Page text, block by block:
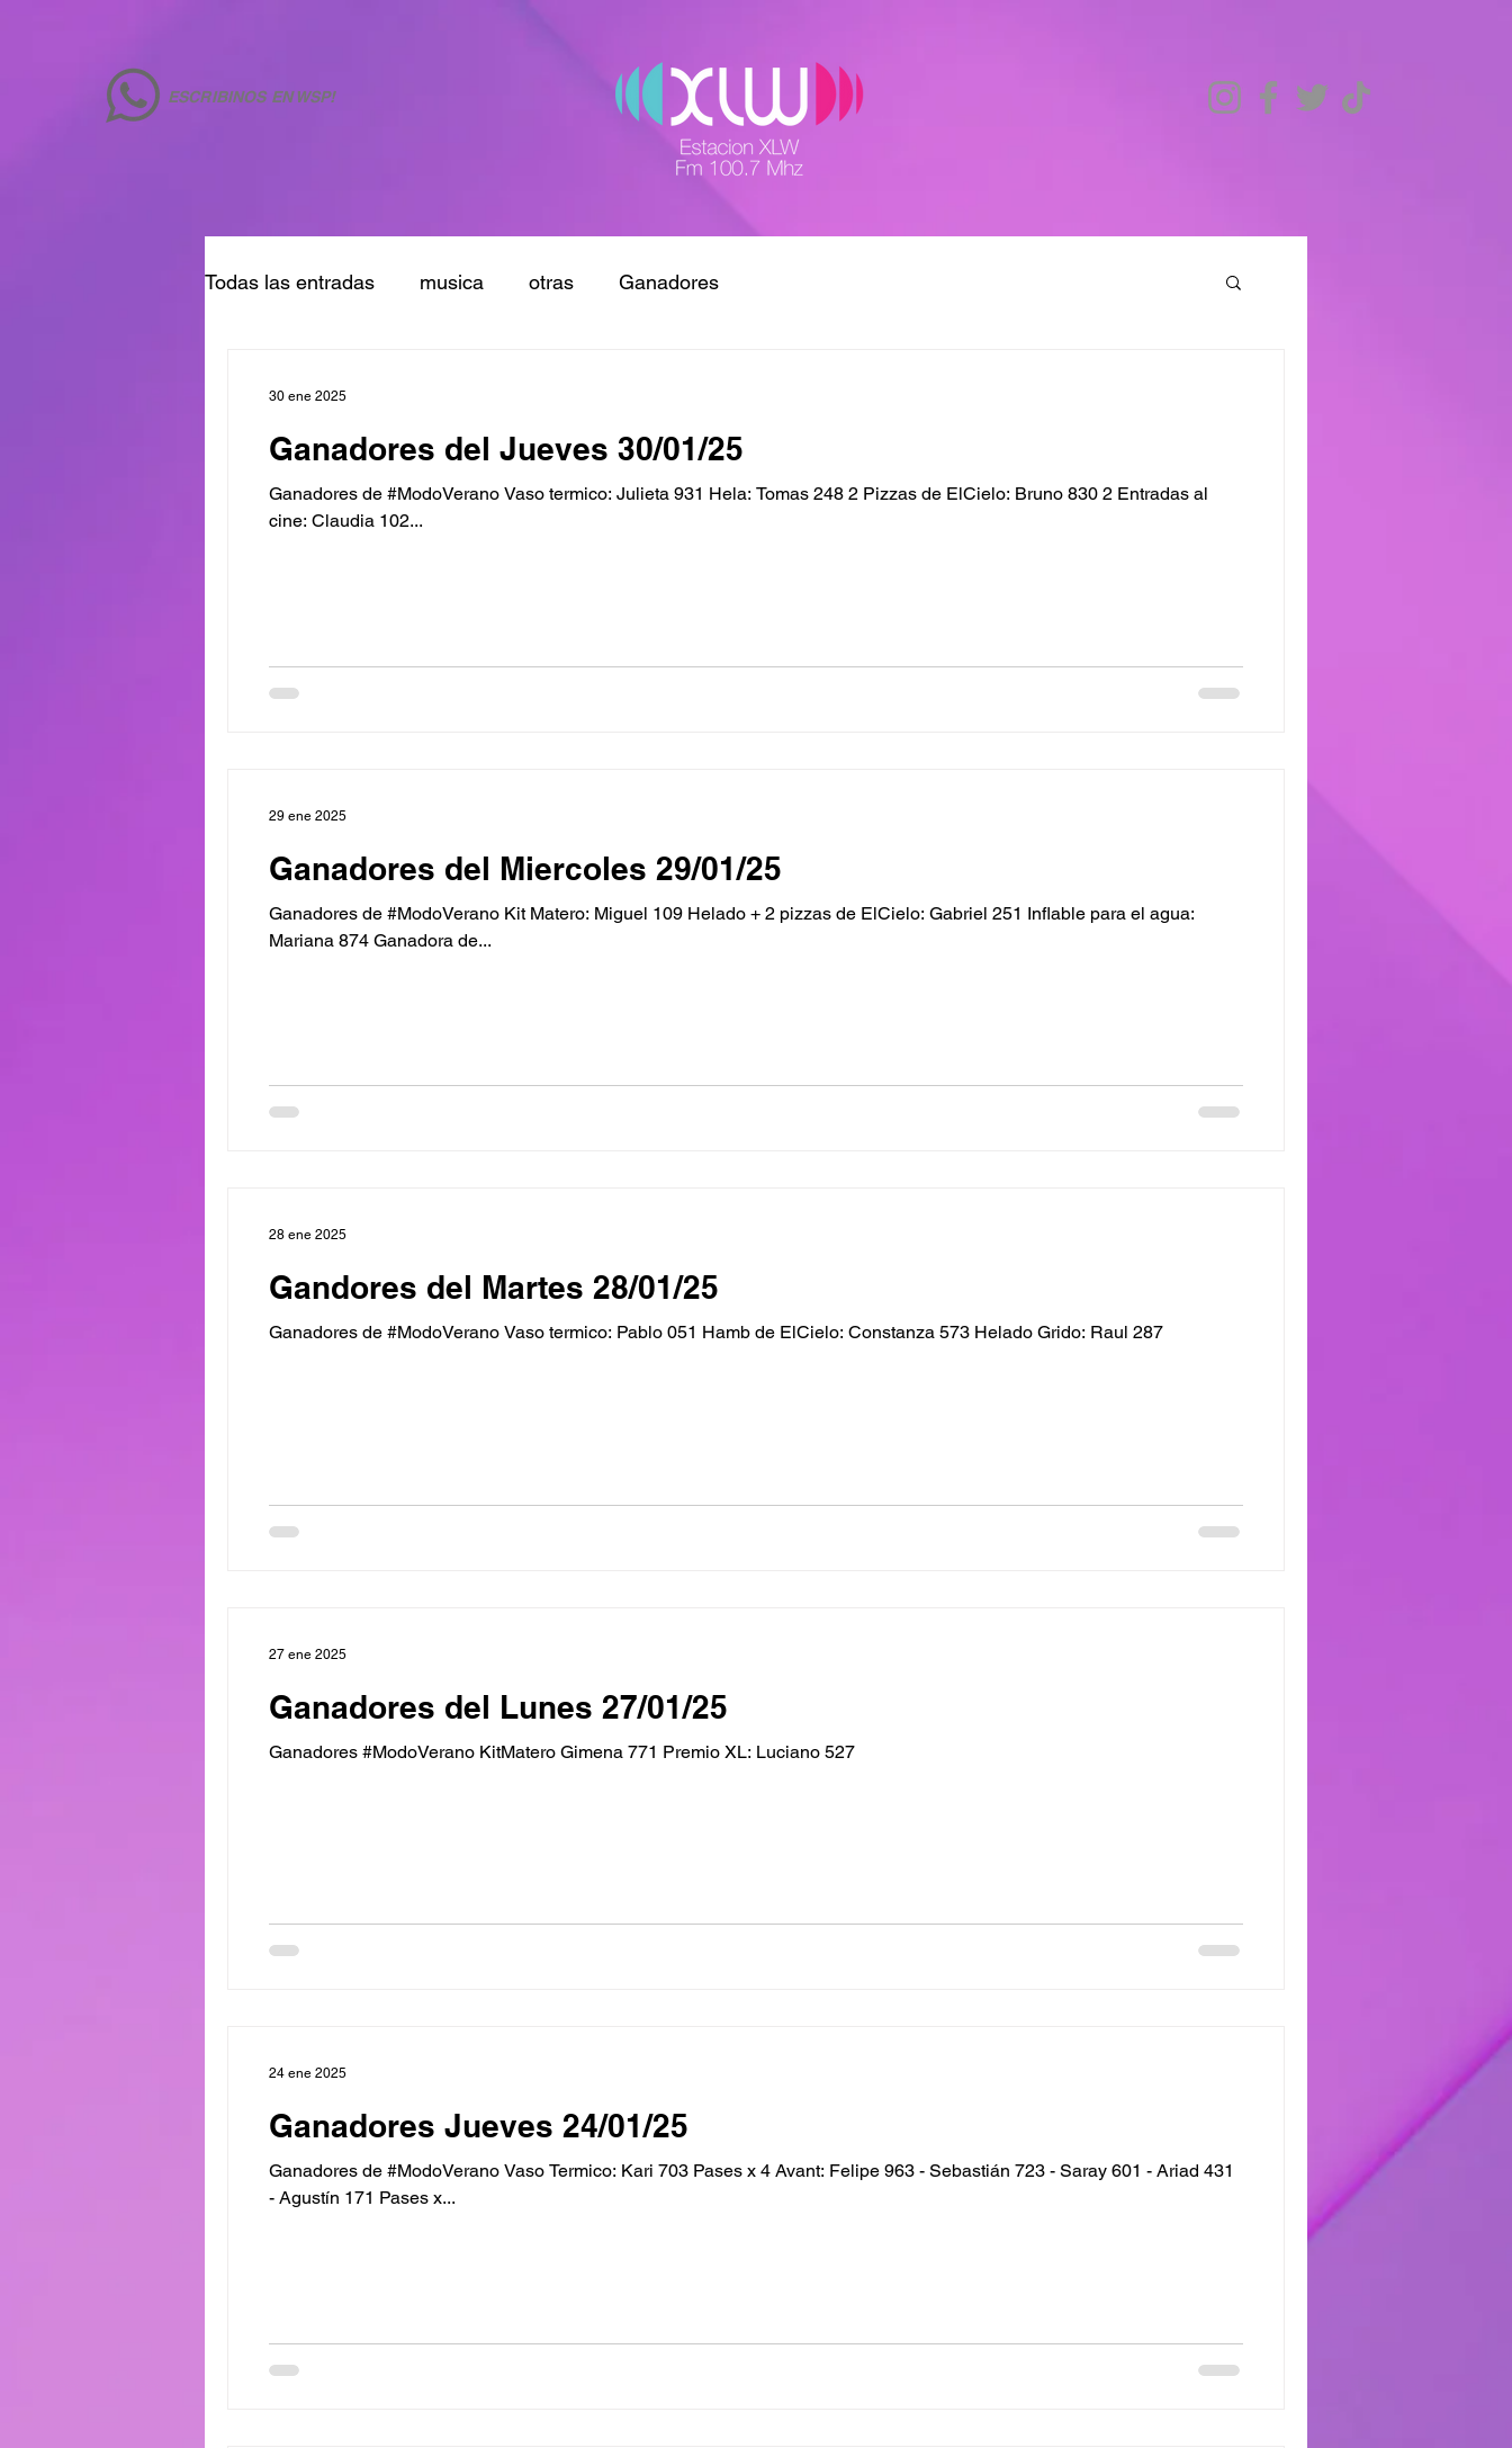
ESCRIBINOS EN WSP!
Todas las entradas musica otras Ganadores
Ganadores del Jueves 30/01/25
Ganadores de #ModoVerano Vaso termico: Julieta 931 Hela: Tomas 248 2 Pizzas de ElCielo: Bruno 830 2 Entradas al
cine: Claudia 102...
30 ene 2025
Ganadores del Miercoles 29/01/25
Ganadores de #ModoVerano Kit Matero: Miguel 109 Helado + 2 pizzas de ElCielo: Gabriel 251 Inflable para el agua:
Mariana 874 Ganadora de...
29 ene 2025
Gandores del Martes 28/01/25
Ganadores de #ModoVerano Vaso termico: Pablo 051 Hamb de ElCielo: Constanza 573 Helado Grido: Raul 287
28 ene 2025
Ganadores del Lunes 27/01/25
Ganadores #ModoVerano KitMatero Gimena 771 Premio XL: Luciano 527
27 ene 2025
Ganadores Jueves 24/01/25
Ganadores de #ModoVerano Vaso Termico: Kari 703 Pases x 4 Avant: Felipe 963 - Sebastián 723 - Saray 601 - Ariad 431
- Agustín 171 Pases x...
24 ene 2025